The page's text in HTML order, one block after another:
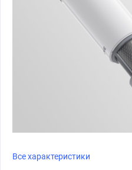
Все характеристики